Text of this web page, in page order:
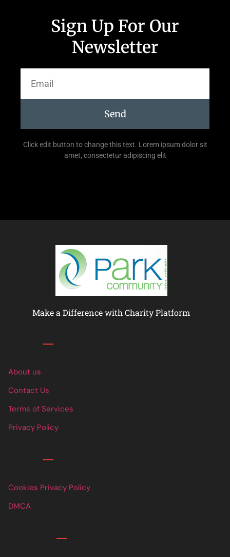
Sign Up For Our
Newsletter
Send
Click edit button to change this text. Lorem ipsum dolor sit
amet, consectetur adipiscing elit
Make a Difference with Charity Platform
About us
Contact Us
Terms of Services
Privacy Policy
Cookies Privacy Policy
DMCA